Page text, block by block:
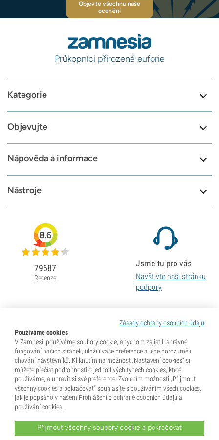
Objevte všechna naše
ocenění
Průkopníci přirozené euforie
Kategorie
Objevujte
Nápověda a informace
Nástroje
Zásady ochrany osobních údajů
Používáme cookies
V Zamnesii používáme soubory cookie, abychom zajistili správné
fungování našich stránek, uložili vaše preference a lépe porozuměli
chování návštěvníků. Kliknutím na možnost „Nastavení cookies“ si
můžete přečíst podrobnosti o jednotlivých typech cookies, které
používáme, a upravit si své preference. Zvolením možnosti „Přijmout
všechny cookies a pokračovat“ souhlasíte s používáním všech cookies,
jak je popsáno v našem Prohlášení o ochraně osobních údajů a
používání cookies.
Přijmout všechny soubory cookie a pokračovat
8.6
79687
Recenze
Jsme tu pro vás
Navštivte naši stránku
podpory
* Semena se prodávají jako sběratelské předměty. Klíčení semen je v mnoha zemích nezákonné. Před